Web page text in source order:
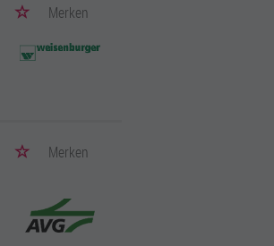
Merken
Merken